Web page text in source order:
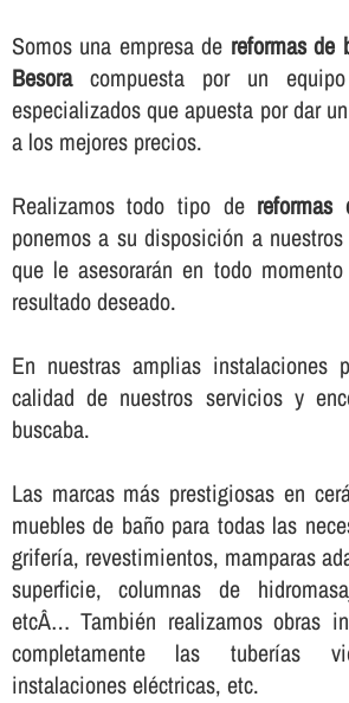
Somos una empresa de reformas de
Besoracompuesta por un equipo
especializados que apuesta por dar
a los mejores precios.
Realizamos todo tipo de reformas
ponemos a su disposición a
que le asesorarán en todo
resultado deseado.
En nuestras amplias instalaciones
calidad de nuestros servicios y
buscaba.
Las marcas más prestigiosas en
muebles de baño para todas las
griferí­a, revestimientos, mamparas
superficie, columnas de
etcÂ… También realizamos obras
completamente las tuberí­as
instalaciones eléctricas, etc.